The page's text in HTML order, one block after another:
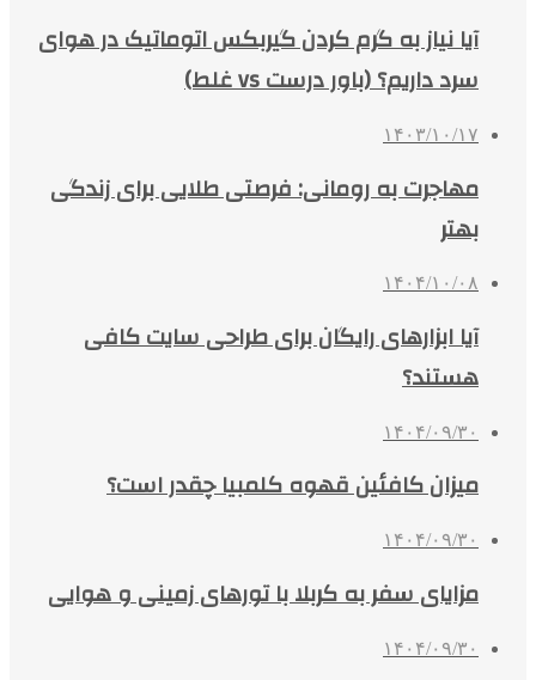
آیا نیاز به گرم کردن گیربکس اتوماتیک در هوای
سرد داریم؟ (باور درست vs غلط)
۱۴۰۳/۱۰/۱۷
مهاجرت به رومانی: فرصتی طلایی برای زندگی
بهتر
۱۴۰۴/۱۰/۰۸
آیا ابزارهای رایگان برای طراحی سایت کافی
هستند؟
۱۴۰۴/۰۹/۳۰
میزان کافئین قهوه کلمبیا چقدر است؟
۱۴۰۴/۰۹/۳۰
مزایای سفر به کربلا با تورهای زمینی و هوایی
۱۴۰۴/۰۹/۳۰